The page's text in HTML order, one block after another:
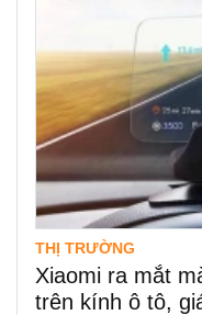
THỊ TRƯỜNG
Xiaomi ra mắt
trên kính ô tô,